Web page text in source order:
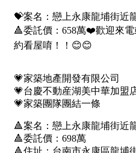
金門連江
1樓
3樓
5~10樓
~